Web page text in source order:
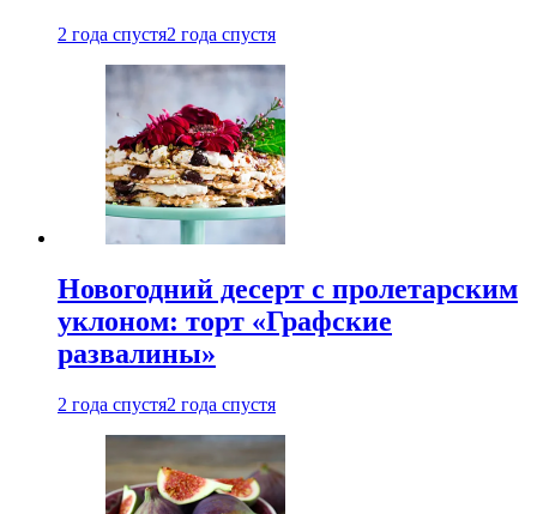
2 года спустя2 года спустя
Новогодний десерт с пролетарским
уклоном: торт «Графские
развалины»
2 года спустя2 года спустя